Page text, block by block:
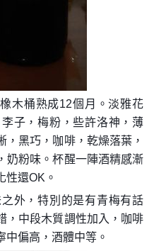
木桶熟成12個月。淡雅花
子，梅粉，些許洛神，薄
黑巧，咖啡，乾燥落葉，
奶粉味。杯醒一陣酒精感漸
性還OK。
外，特別的是有青梅有話
，中段木質調性加入，咖啡
中偏高，酒體中等。